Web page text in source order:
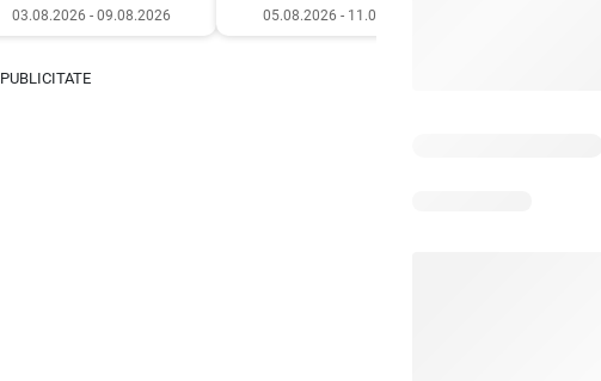
03.08.2026 - 09.08.2026 05.08.2026 - 11.08.2026
PUBLICITATE